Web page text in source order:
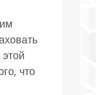
что